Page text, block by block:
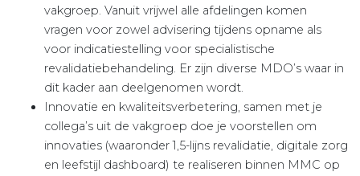
vakgroep. Vanuit vrijwel alle afdelingen komen
vragen voor zowel advisering tijdens opname als
voor indicatiestelling voor specialistische
revalidatiebehandeling. Er zijn diverse MDO’s waar in
dit kader aan deelgenomen wordt.
Innovatie en kwaliteitsverbetering, samen met je
collega’s uit de vakgroep doe je voorstellen om
innovaties (waaronder 1,5-lijns revalidatie, digitale zorg
en leefstijl dashboard) te realiseren binnen MMC op